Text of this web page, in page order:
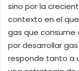
sino por la
contexto en el
gas que consume
por desarrollar
responde tanto a